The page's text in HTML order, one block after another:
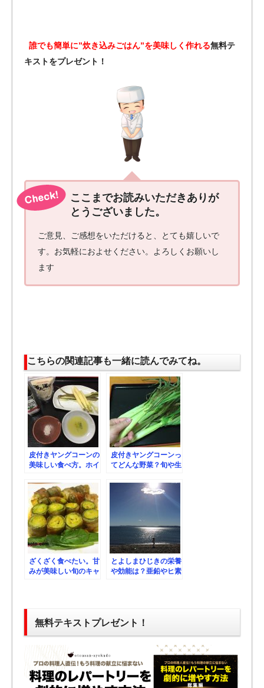
誰でも簡単に”炊き込みごはん”を美味しく作れる無料テ
キストをプレゼント！
ここまでお読みいただきありが
とうございました。
ご意見、ご感想をいただけると、とても嬉しいで
す。お気軽におよせください。よろしくお願いし
ます
こちらの関連記事も一緒に読んでみてね。
皮付きヤングコーンの
美味しい食べ方。ホイ
皮付きヤングコーンっ
てどんな野菜？旬や生
ざくざく食べたい。甘
みが美味しい旬のキャ
とよしまひじきの栄養
や効能は？亜鉛やヒ素
無料テキストプレゼント！